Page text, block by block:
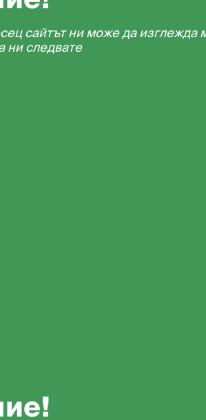
сайтът ни може да изглежда
ни следвате